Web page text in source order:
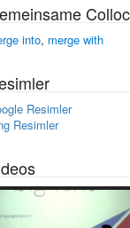
into, merge with
Resimler
Resimler